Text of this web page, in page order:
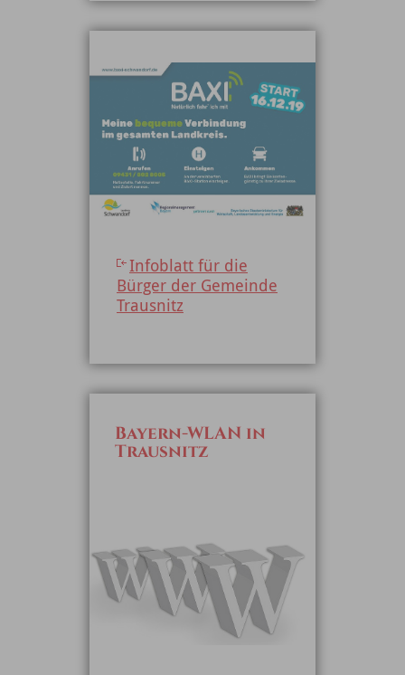
Infoblatt für die
Bürger der Gemeinde
Trausnitz
Bayern-WLAN in
Trausnitz